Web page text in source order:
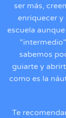
ser más,
enriquecer y
escuela
sabemos
guiarte y
como es la
Te